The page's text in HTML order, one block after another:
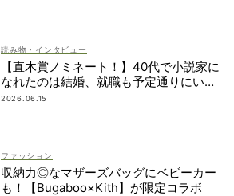
読み物・インタビュー
【直木賞ノミネート！】40代で小説家に
なれたのは結婚、就職も予定通りにいか
なかったから｜朝倉かすみさん
2026.06.15
ファッション
収納力◎なマザーズバッグにベビーカー
も！【Bugaboo×Kith】が限定コラボ